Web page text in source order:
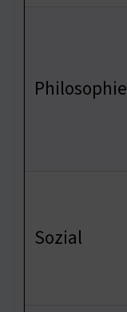
Philosophie
Sozial